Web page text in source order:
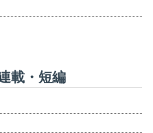
載・短編